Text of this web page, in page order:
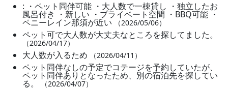
: ・ペット同伴可能 ・大人数で一棟貸し ・独立したお
風呂付き ・新しい ・プライベート空間 ・BBQ可能 ・
ペニーレイン那須が近い （2026/05/06）
ペット可で大人数が大丈夫なところを探してました。
（2026/04/17）
大人数が入るため （2026/04/11）
ペット同伴なしの予定でコテージを予約していたが、
ペット同伴ありとなったため、別の宿泊先を探してい
る。 （2026/04/07）